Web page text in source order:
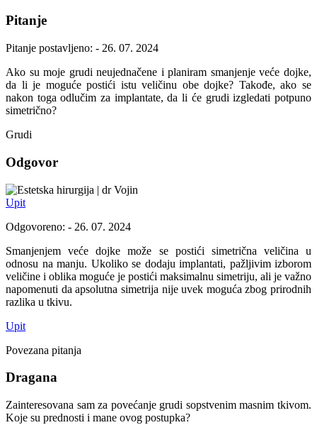
Pitanje
Pitanje postavljeno: - 26. 07. 2024
Ako su moje grudi neujednačene i planiram smanjenje veće dojke,
da li je moguće postići istu veličinu obe dojke? Takođe, ako se
nakon toga odlučim za implantate, da li će grudi izgledati potpuno
simetrično?
Grudi
Odgovor
dr Vojin
Upit
Odgovoreno: - 26. 07. 2024
Smanjenjem veće dojke može se postići simetrična veličina u
odnosu na manju. Ukoliko se dodaju implantati, pažljivim izborom
veličine i oblika moguće je postići maksimalnu simetriju, ali je važno
napomenuti da apsolutna simetrija nije uvek moguća zbog prirodnih
razlika u tkivu.
Upit
Povezana pitanja
Dragana
Zainteresovana sam za povećanje grudi sopstvenim masnim tkivom.
Koje su prednosti i mane ovog postupka?